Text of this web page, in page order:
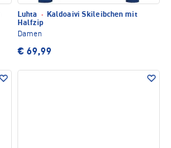
Luhta · Kaldoaivi Skileibchen mit
Halfzip
Damen
€ 69,99